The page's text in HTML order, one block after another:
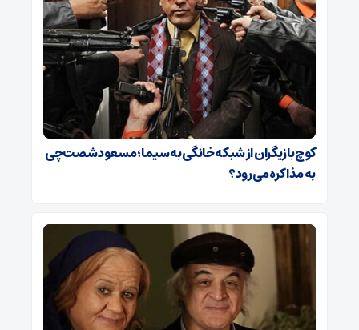
کوچ بازیگران از شبکه خانگی به سیما؛ مسعود شصت‌چی
به مذاکره می‌رود؟